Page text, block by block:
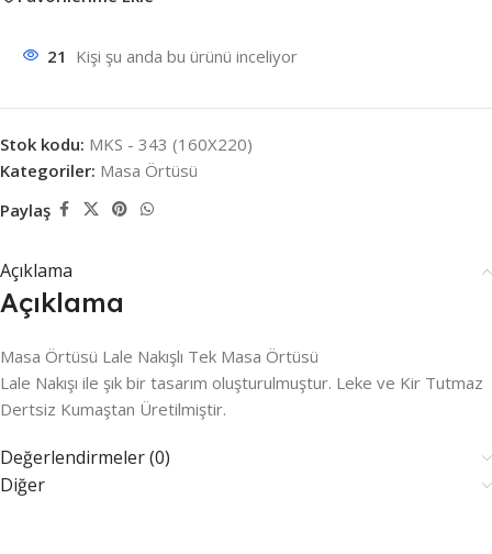
21 Kişi şu anda bu ürünü inceliyor
Stok kodu: MKS - 343 (160X220)
Kategoriler: Masa Örtüsü
Paylaş
Açıklama
Açıklama
Masa Örtüsü Lale Nakışlı Tek Masa Örtüsü
Lale Nakışı ile şık bir tasarım oluşturulmuştur. Leke ve Kir Tutmaz
Dertsiz Kumaştan Üretilmiştir.
Değerlendirmeler (0)
Diğer